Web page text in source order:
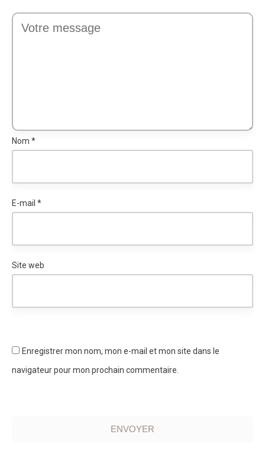
Nom *
E-mail *
Site web
Enregistrer mon nom, mon e-mail et mon site dans le
navigateur pour mon prochain commentaire.
ENVOYER